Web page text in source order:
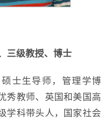
三级教授、博士
士生导师，管理学博
秀教师、英国和美国高
学科带头人，国家社会